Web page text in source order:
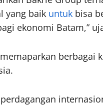
yang baik untuk bisa
ekonomi Batam,”
berbagai